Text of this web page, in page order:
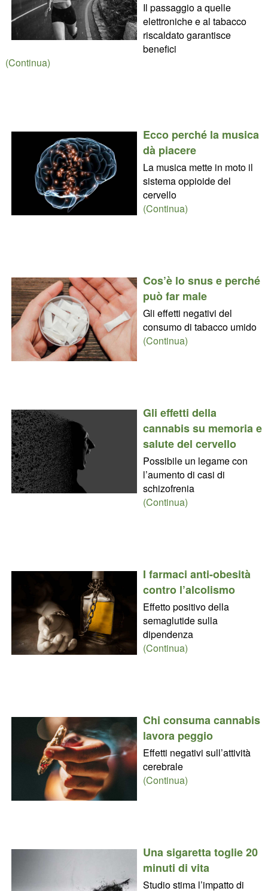
Il passaggio a quelle
elettroniche e al tabacco
riscaldato garantisce
benefici
(Continua)
Ecco perché la musica
dà piacere
La musica mette in moto il
sistema oppioide del
cervello
(Continua)
Cos’è lo snus e perché
può far male
Gli effetti negativi del
consumo di tabacco umido
(Continua)
Gli effetti della
cannabis su memoria e
salute del cervello
Possibile un legame con
l’aumento di casi di
schizofrenia
(Continua)
I farmaci anti-obesità
contro l’alcolismo
Effetto positivo della
semaglutide sulla
dipendenza
(Continua)
Chi consuma cannabis
lavora peggio
Effetti negativi sull’attività
cerebrale
(Continua)
Una sigaretta toglie 20
minuti di vita
Studio stima l’impatto di